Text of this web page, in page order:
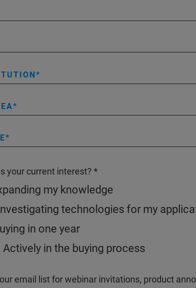
your current interest?
my knowledge
technologies for my
in one year
Actively in the buying process
email list for webinar invitations, product